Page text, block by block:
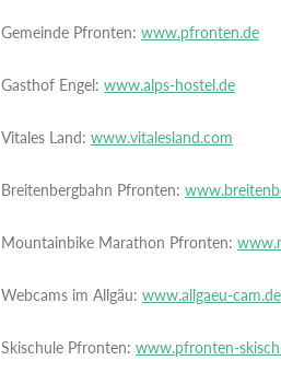
Gemeinde Pfronten: www.pfronten.de
Gasthof Engel: www.alps-hostel.de
Vitales Land: www.vitalesland.com
Breitenbergbahn Pfronten:
Mountainbike Marathon Pfronten:
Webcams im Allgäu: www.allgaeu-cam.de
Skischule Pfronten: www.pfronten-